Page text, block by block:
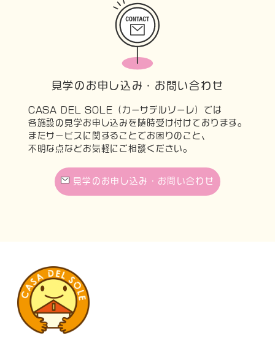
見学のお申し込み・お問い合わせ
CASA DEL SOLE（カーサデルソーレ）では
各施設の見学お申し込みを随時受け付けております。
またサービスに関することでお困りのこと、
不明な点などお気軽にご相談ください。
見学のお申し込み・お問い合わせ